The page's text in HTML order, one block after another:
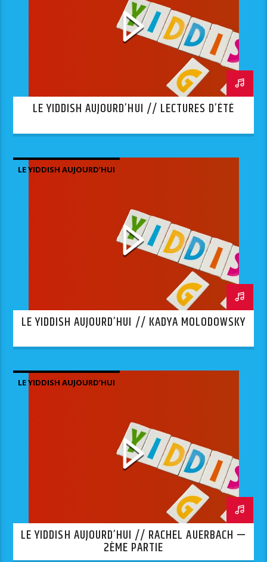
LE YIDDISH AUJOURD’HUI // LECTURES D’ÉTÉ
LE YIDDISH AUJOURD’HUI
LE YIDDISH AUJOURD’HUI // KADYA MOLODOWSKY
LE YIDDISH AUJOURD’HUI
LE YIDDISH AUJOURD’HUI // RACHEL AUERBACH —
2ÈME PARTIE